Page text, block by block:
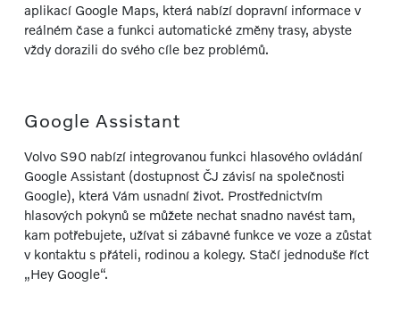
aplikací Google Maps, která nabízí dopravní informace v
reálném čase a funkci automatické změny trasy, abyste
vždy dorazili do svého cíle bez problémů.
Google Assistant
Volvo S90 nabízí integrovanou funkci hlasového ovládání
Google Assistant (dostupnost ČJ závisí na společnosti
Google), která Vám usnadní život. Prostřednictvím
hlasových pokynů se můžete nechat snadno navést tam,
kam potřebujete, užívat si zábavné funkce ve voze a zůstat
v kontaktu s přáteli, rodinou a kolegy. Stačí jednoduše říct
„Hey Google“.